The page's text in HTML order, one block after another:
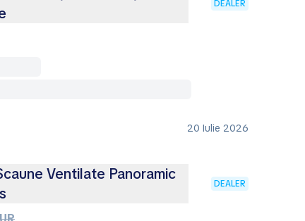
DEALER
20 Iulie 2026
Ventilate Panoramic
DEALER